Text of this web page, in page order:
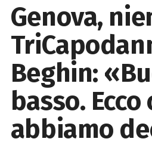
Genova,
Beghin:
basso. Ecco
abbiamo